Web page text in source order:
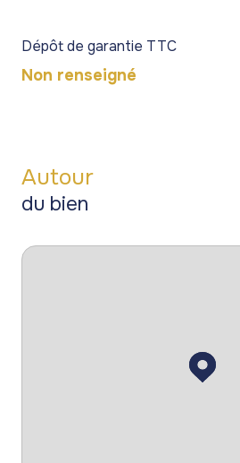
Dépôt de garantie TTC
Non renseigné
Autour
du bien